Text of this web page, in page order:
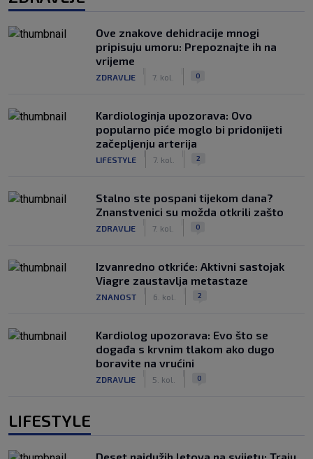
Ove znakove dehidracije mnogi
pripisuju umoru: Prepoznajte ih na
vrijeme
ZDRAVLJE 7. kol. 0
Kardiologinja upozorava: Ovo
popularno piće moglo bi pridonijeti
začepljenju arterija
LIFESTYLE 7. kol. 2
Stalno ste pospani tijekom dana?
Znanstvenici su možda otkrili zašto
ZDRAVLJE 7. kol. 0
Izvanredno otkriće: Aktivni sastojak
Viagre zaustavlja metastaze
ZNANOST 6. kol. 2
Kardiolog upozorava: Evo što se
događa s krvnim tlakom ako dugo
boravite na vrućini
ZDRAVLJE 5. kol. 0
LIFESTYLE